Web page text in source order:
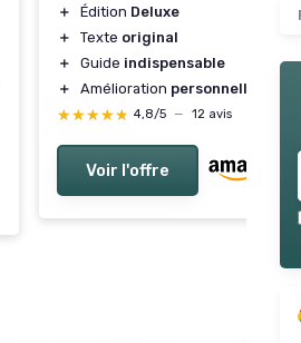
＋ Édition Deluxe
＋
Texte original
＋
Guide indispensable
＋
Amélioration personnelle
★★★★★
★★★★★ 4,8/5 — 12 avis
Voir l'offre